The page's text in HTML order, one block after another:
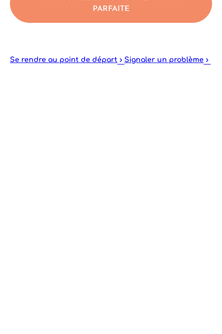
PARFAITE
Se rendre au point de départ Signaler un problème